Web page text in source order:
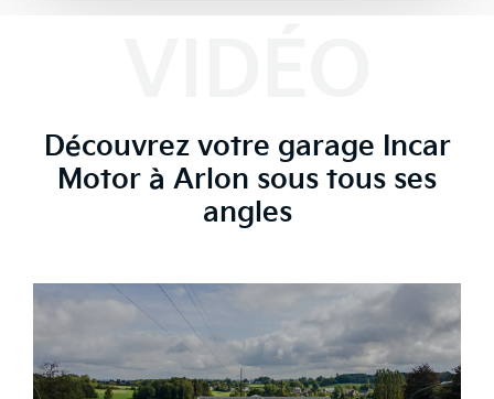
Découvrez votre garage Incar
Motor à Arlon sous tous ses
angles
Découvrir ce véhicule en vidéo